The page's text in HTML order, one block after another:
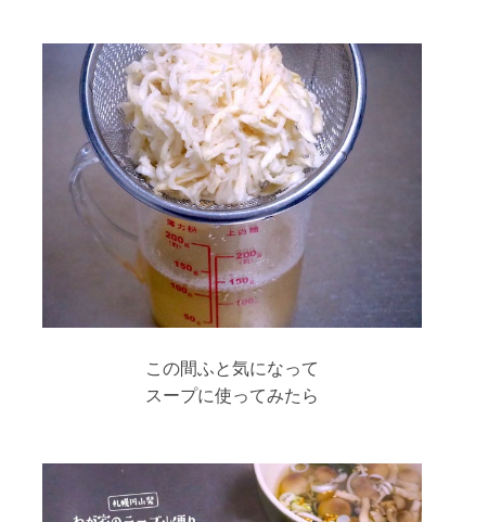
この間ふと気になって
スープに使ってみたら